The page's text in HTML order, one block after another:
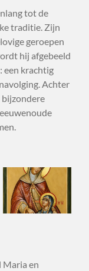
tot de
traditie. Zijn
geroepen
hij afgebeeld
een krachtig
Achter
bijzondere
Maria en